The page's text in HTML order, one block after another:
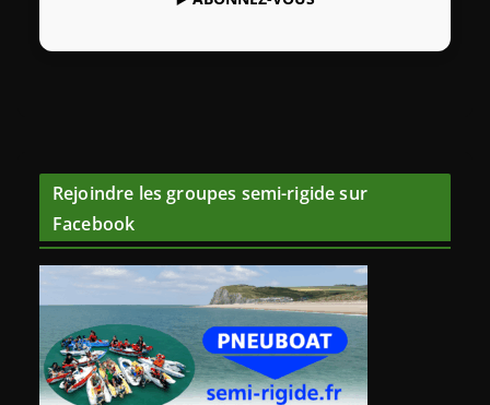
Rejoindre les groupes semi-rigide sur
Facebook